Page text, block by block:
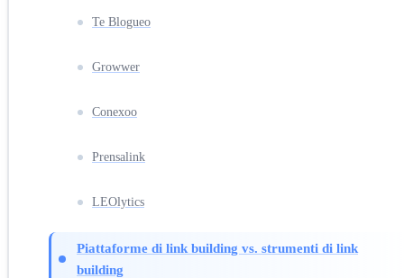
Te Blogueo
Growwer
Conexoo
Prensalink
LEOlytics
Piattaforme di link building vs. strumenti di link
building